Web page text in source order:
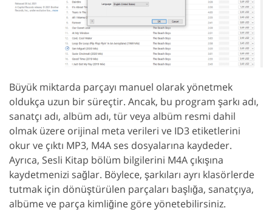
Büyük miktarda parçayı manuel olarak yönetmek
oldukça uzun bir süreçtir. Ancak, bu program şarkı adı,
sanatçı adı, albüm adı, tür veya albüm resmi dahil
olmak üzere orijinal meta verileri ve ID3 etiketlerini
okur ve çıktı MP3, M4A ses dosyalarına kaydeder.
Ayrıca, Sesli Kitap bölüm bilgilerini M4A çıkışına
kaydetmenizi sağlar. Böylece, şarkıları ayrı klasörlerde
tutmak için dönüştürülen parçaları başlığa, sanatçıya,
albüme ve parça kimliğine göre yönetebilirsiniz.